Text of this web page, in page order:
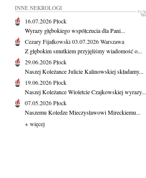
INNE NEKROLOGI
16.07.2026Płock
Wyrazy głębokiego współczucia dla Pani...
Cezary Fijałkowski03.07.2026Warszawa
Z głębokim smutkiem przyjęliśmy wiadomość o...
29.06.2026Płock
Naszej Koleżance Julicie Kalinowskiej składamy...
19.06.2026Płock
Naszej Koleżance Wioletcie Czajkowskiej wyrazy...
07.05.2026Płock
Naszemu Koledze Mieczysławowi Mireckiemu...
+ więcej